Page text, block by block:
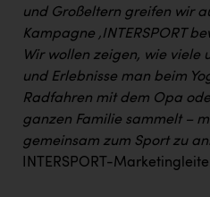
und Großeltern greifen wir
Kampagne ‚INTERSPORT
Wir wollen zeigen, wie viele
und Erlebnisse man beim
Radfahren mit dem Opa
ganzen Familie sammelt –
gemeinsam zum Sport zu
INTERSPORT-